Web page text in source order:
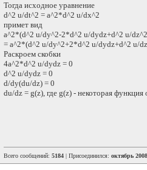
Тогда исходное уравнение
d^2 u/dt^2 = a^2*d^2 u/dx^2
примет вид
a^2*(d^2 u/dy^2-2*d^2 u/dydz+d^2 u/
= a^2*(d^2 u/dy^2+2*d^2 u/dydz+d^2 u/
Раскроем скобки
4a^2*d^2 u/dydz = 0
d^2 u/dydz = 0
d/dy(du/dz) = 0
du/dz = g(z), где g(z) - некоторая функция
Всего сообщений: 5184 | Присоединился: октябрь 2008